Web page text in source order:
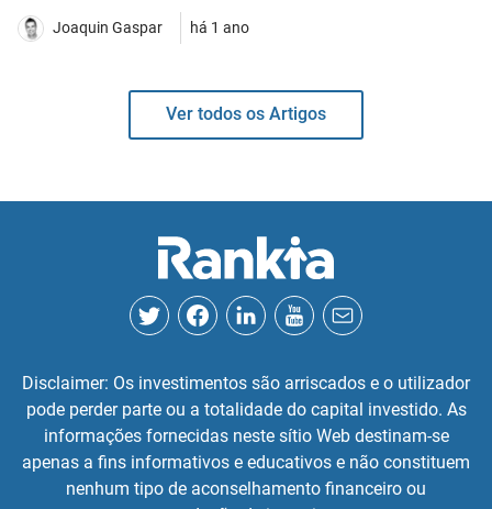
Joaquin Gaspar há 1 ano
Ver todos os Artigos
Disclaimer: Os investimentos são arriscados e o utilizador
pode perder parte ou a totalidade do capital investido. As
informações fornecidas neste sítio Web destinam-se
apenas a fins informativos e educativos e não constituem
nenhum tipo de aconselhamento financeiro ou